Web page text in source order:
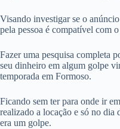
Visando investigar se o
pela pessoa é compatível com
Fazer uma pesquisa completa
seu dinheiro em algum golpe
temporada em Formoso.
Ficando sem ter para onde ir
realizado a locação e só no dia
era um golpe.